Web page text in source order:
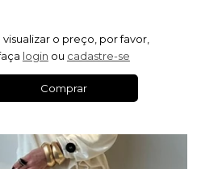
visualizar o preço, por favor,
login ou cadastre-se
Comprar